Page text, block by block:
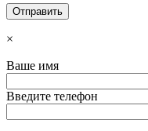
×
Ваше имя
Введите телефон